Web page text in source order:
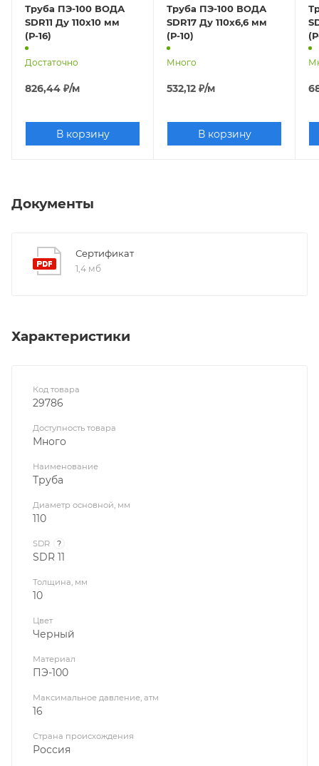
Труба ПЭ-100 ВОДА
SDR11 Ду 110х10 мм
(Р-16)
Достаточно
826,44 ₽/м
В корзину
Труба ПЭ-100 ВОДА
SDR17 Ду 110х6,6 мм
(Р-10)
Много
532,12 ₽/м
В корзину
Документы
Сертификат
1,4 мб
Характеристики
Код товара
29786
Доступность товара
Много
Наименование
Труба
Диаметр основной, мм
110
SDR ?
SDR 11
Толщина, мм
10
Цвет
Черный
Материал
ПЭ-100
Максимальное давление, атм
16
Страна происхождения
Россия